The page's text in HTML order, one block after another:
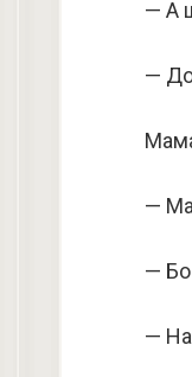
— А
—
—
— Бо
—